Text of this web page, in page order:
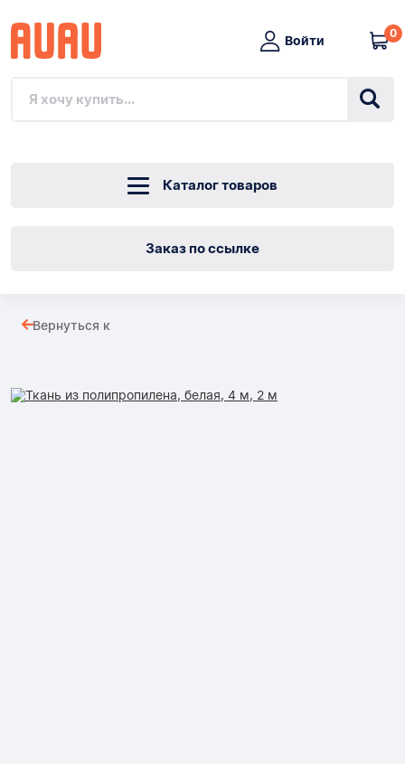
Войти
0
Каталог товаров
Заказ по ссылке
полипропилена,
Вернуться к